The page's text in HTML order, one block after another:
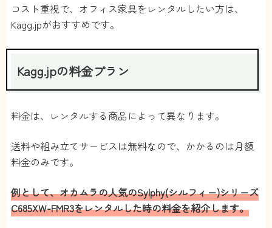
コスト重視で、オフィス家具をレンタルしたい方は、
Kagg.jpがおすすめです。
Kagg.jpの料金プラン
料金は、レンタルする商品によって異なります。
送料や組み立てサービスは無料なので、かかるのは月額
料金のみです。
例として、オカムラの人気のSylphy(シルフィー)シリーズ
C685XW-FMR3をレンタルした時の料金を紹介します。